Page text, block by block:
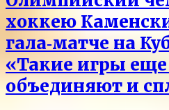
хоккею
гала‑матче на
«Такие игры
объединяют и